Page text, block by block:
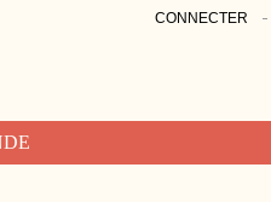
CONNECTER